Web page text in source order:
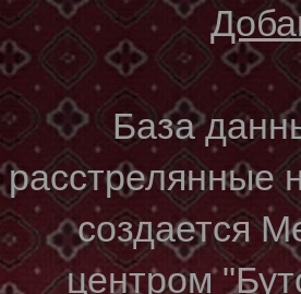
База
расстрелянные
создается
центром